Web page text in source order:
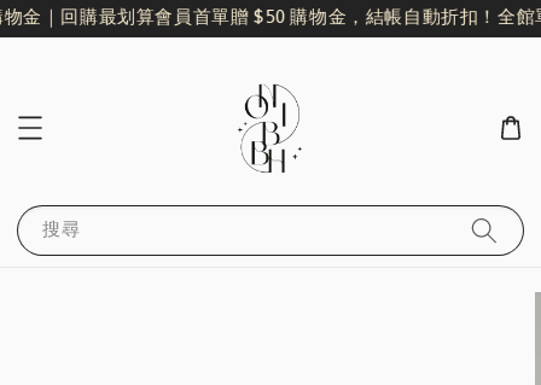
金｜回購最划算會員首單贈 $50 購物金，結帳自動折扣！全館
搜尋